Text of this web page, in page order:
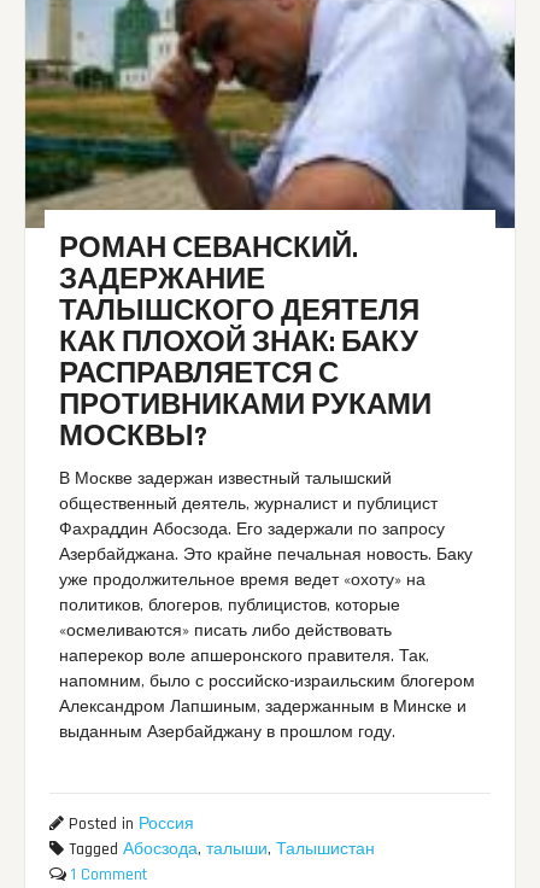
РОМАН СЕВАНСКИЙ.
ЗАДЕРЖАНИЕ
ТАЛЫШСКОГО ДЕЯТЕЛЯ
КАК ПЛОХОЙ ЗНАК: БАКУ
РАСПРАВЛЯЕТСЯ С
ПРОТИВНИКАМИ РУКАМИ
МОСКВЫ?
В Москве задержан известный талышский
общественный деятель, журналист и публицист
Фахраддин Абосзода. Его задержали по запросу
Азербайджана. Это крайне печальная новость. Баку
уже продолжительное время ведет «охоту» на
политиков, блогеров, публицистов, которые
«осмеливаются» писать либо действовать
наперекор воле апшеронского правителя. Так,
напомним, было с российско-израильским блогером
Александром Лапшиным, задержанным в Минске и
выданным Азербайджану в прошлом году.
Posted in Россия
TaggedАбосзода,талыши,Талышистан
1 Comment